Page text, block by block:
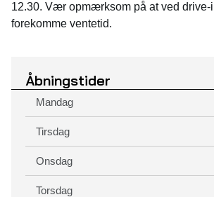
12.30. Vær opmærksom på at ved drive-
forekomme ventetid.
Åbningstider
Mandag
Tirsdag
Onsdag
Torsdag